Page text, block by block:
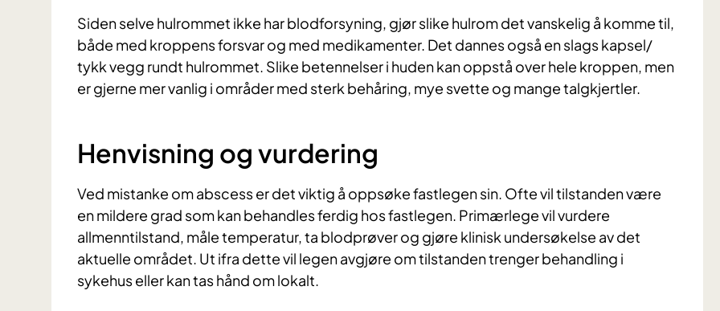
Siden selve hulrommet ikke har blodforsyning, gjør slike hulrom det vanskelig å komme til,
både med kroppens forsvar og med medikamenter. Det dannes også en slags kapsel/
tykk vegg rundt hulrommet. Slike betennelser i huden kan oppstå over hele kroppen, men
er gjerne mer vanlig i områder med sterk behåring, mye svette og mange talgkjertler.
Henvisning og vurdering
Ved mistanke om abscess er det viktig å oppsøke fastlegen sin. Ofte vil tilstanden være
en mildere grad som kan behandles ferdig hos fastlegen. Primærlege vil vurdere
allmenntilstand, måle temperatur, ta blodprøver og gjøre klinisk undersøkelse av det
aktuelle området. Ut ifra dette vil legen avgjøre om tilstanden trenger behandling i
sykehus eller kan tas hånd om lokalt.